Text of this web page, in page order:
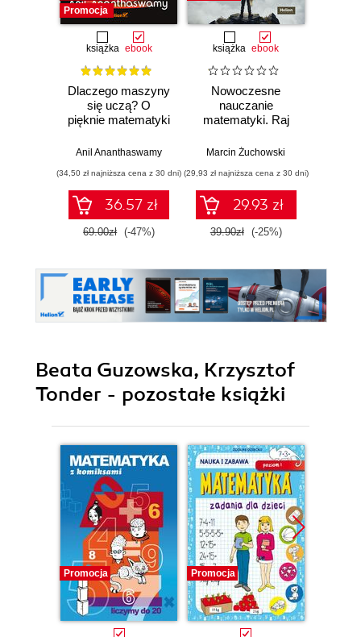
Promocja
książka ebook
Dlaczego maszyny
się uczą? O
pięknie matematyki
współczesnej
inteligencji
Anil Ananthaswamy
(34,50 zł najniższa cena z 30 dni)
36.57 zł
69.00zł (-47%)
książka ebook
Nowoczesne
nauczanie
matematyki. Raj
kalkulatora?
Marcin Żuchowski
(29,93 zł najniższa cena z 30 dni)
29.93 zł
39.90zł (-25%)
Beata Guzowska, Krzysztof
Tonder - pozostałe książki
Promocja Promocja